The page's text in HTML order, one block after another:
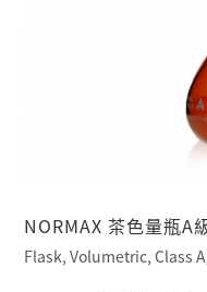
NORMAX 茶色量瓶
Flask, Volumetric, Class